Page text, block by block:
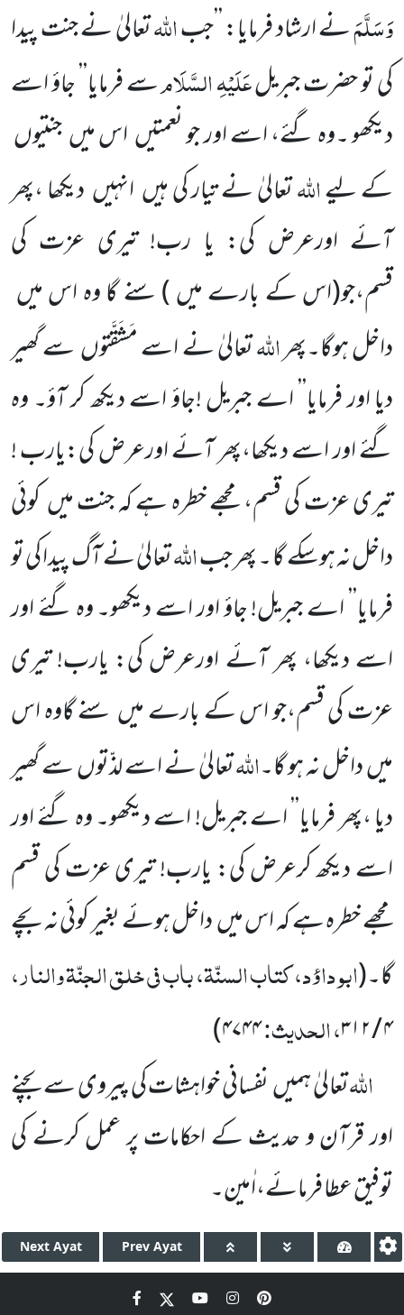
وَسَلَّمَنے ارشاد فرمایا: ’’جباللہتعالیٰ نے جنت پیدا
کی تو حضرت جبریلعَلَیْہِ السَّلَامسے فرمایا’’ جاؤ اسے
دیکھو ۔وہ گئے، اسے اور جو نعمتیں اس میں جنتیوں
کے لیےاللہتعالیٰ نے تیار کی ہیں انہیں دیکھا ،پھر
آئے اورعرض کی: یا رب! تیری عزت کی
قسم،جو(اس کے بارے میں )سنے گا وہ اس میں
داخل ہوگا۔پھراللہتعالیٰ نے اسے مَشَقَّتوں سے گھیر
دیا اور فرمایا’’ اے جبریل !جاؤ اسے دیکھ کر آؤ۔ وہ
گئے اور اسے دیکھا،پھر آئے اورعرض کی:یارب !
تیری عزت کی قسم، مجھے خطرہ ہے کہ جنت میں کوئی
داخل نہ ہوسکے گا ۔ پھر جباللہتعالیٰ نے آگ پیدا کی تو
فرمایا’’ اے جبریل! جاؤ اور اسے دیکھو۔ وہ گئے اور
اسے دیکھا، پھر آئے اورعرض کی: یارب! تیری
عزت کی قسم،جو اس کے بارے میں سنے گاوہ اس
میں داخل نہ ہو گا۔اللہتعالیٰ نے اسے لذّتوں سے گھیر
دیا ،پھر فرمایا’’ اے جبریل! اسے دیکھو۔ وہ گئے اور
اسے دیکھ کرعرض کی: یارب! تیری عزت کی قسم
مجھے خطرہ ہے کہ اس میں داخل ہوئے بغیر کوئی نہ بچے
گا۔(ابو داؤد، کتاب السنّۃ، باب فی خلق الجنّۃ والنار،
۴ / ۳۱۲ ، الحدیث:۴۷۴۴)
اللہتعالیٰ ہمیں نفسانی خواہشات کی پیروی سے بچنے
اور قرآن و حدیث کے احکامات پر عمل کرنے کی
توفیق عطا فرمائے،اٰمین۔
Next Ayat Prev Ayat